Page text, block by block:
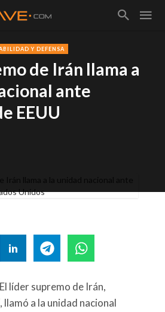
Y DEFENSA
de Irán llama a
ante
EEUU
El líder supremo de Irán,
a la unidad nacional